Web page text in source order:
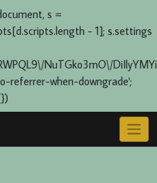
s =
- 1]; s.settings
NuTGko3mO\/
referrer-when-downgrade';